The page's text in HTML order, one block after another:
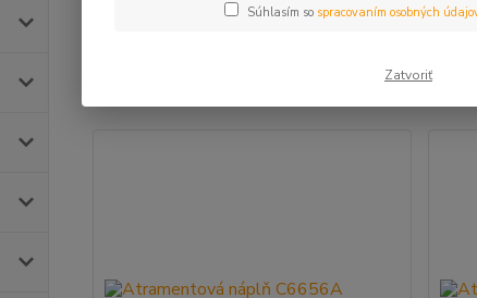
Súhlasím so spracovaním osobných
Zatvoriť